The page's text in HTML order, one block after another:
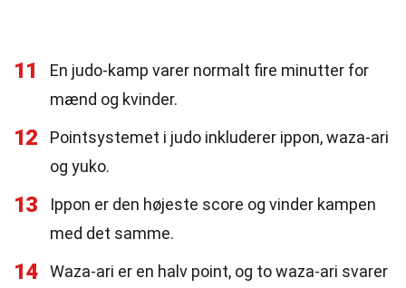
11
En judo-kamp varer normalt fire minutter for
mænd og kvinder.
12
Pointsystemet i judo inkluderer ippon, waza-ari
og yuko.
13
Ippon er den højeste score og vinder kampen
med det samme.
14
Waza-ari er en halv point, og to waza-ari svarer